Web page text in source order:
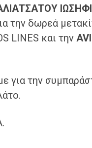
την δωρεά
LINES και την
για την